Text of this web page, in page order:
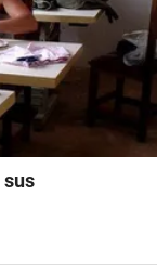
sus